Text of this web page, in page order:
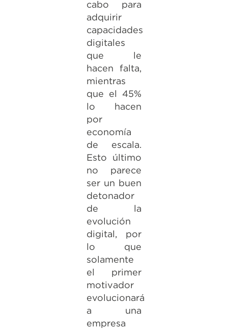
cabo para
adquirir
capacidades
digitales
que le
hacen falta,
mientras
que el 45%
lo hacen
por
economía
de escala.
Esto último
no parece
ser un buen
detonador
de la
evolución
digital, por
lo que
solamente
el primer
motivador
evolucionará
a una
empresa